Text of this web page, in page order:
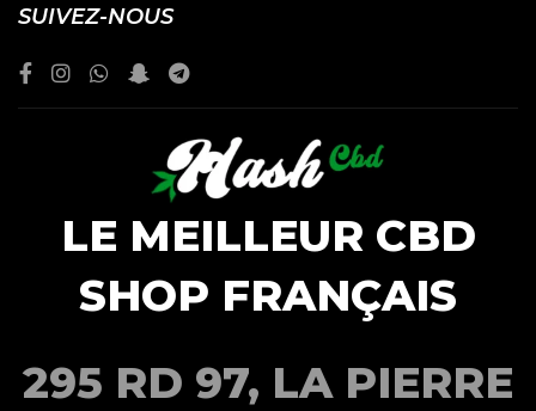
SUIVEZ-NOUS
LE MEILLEUR CBD
SHOP FRANÇAIS
295 RD 97, LA PIERRE